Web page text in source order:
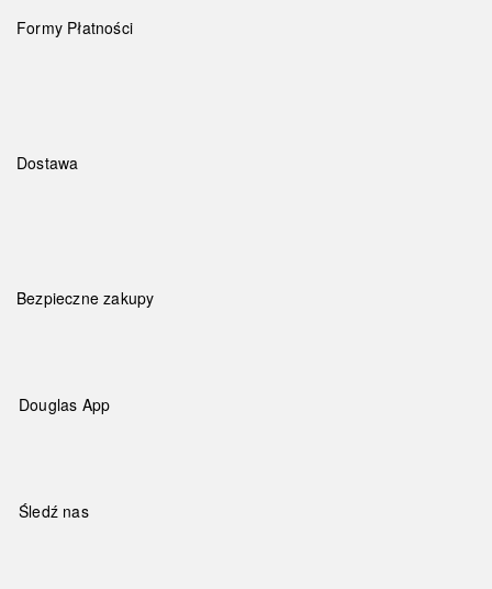
Formy Płatności
Dostawa
Bezpieczne zakupy
Douglas App
Śledź nas